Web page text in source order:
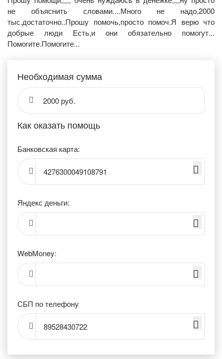
не объяснить словами....Много не надо,2000
тыс.достаточно..Прошу помочь,просто помоч.Я верю что
добрые люди Есть,и они обязательно помогут...
Помогите.Помогите...
Необходимая сумма
2000 руб.
Как оказать помощь
Банковская карта:
4276300049108791
Яндекс деньги:
WebMoney:
СБП по телефону
89528430722